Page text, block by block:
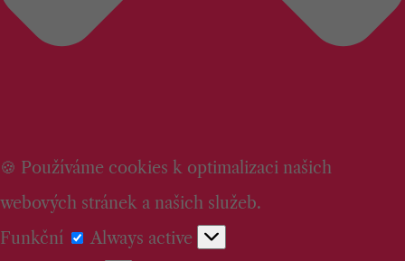
🍪 Používáme cookies k optimalizaci našich
webových stránek a našich služeb.
Funkční
Funkční
Always active